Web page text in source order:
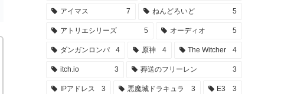
アイマス 7 ねんどろいど 5
アトリエシリーズ 5 オーディオ 5
ダンガンロンパ 4 原神 4 The Witcher 4
itch.io 3 葬送のフリーレン 3
IPアドレス 3 悪魔城ドラキュラ 3 E3 3